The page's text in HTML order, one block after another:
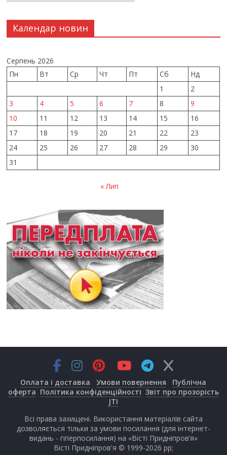
Календар новин
Серпень 2026
Пн
Вт Ср Чт Пт Сб
Нд
1
2
3
4 5 6 7 8
9
10
11 12 13 14 15
16
17
18 19 20 21 22
23
24
25 26 27 28 29
30
31
« Лип
Оплата і доставка Умови повернення
Публічна
оферта Політика конфіденційності Звіт про прозорість
JTI
Всі права захищені. Використання матеріалів сайта
дозволяється тільки за умови посилання (для інтернет-
видань - гіперпосилання) на «Вісті Придніпров’я»
Вісті Придніпров'я © 1999-2026 рр;